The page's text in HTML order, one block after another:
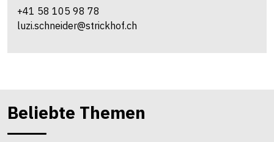
+41 58 105 98 78
luzi.schneider@strickhof.ch
Beliebte Themen